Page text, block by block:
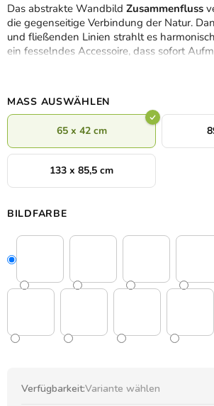
Das abstrakte Wandbild Zusammenfluss
die gegenseitige Verbindung der Natur.
und fließenden Linien strahlt es
ein fesselndes Accessoire, dass sofort
zieht und Sie in eine Welt des friedlichen
MASS AUSWÄHLEN
65 x 42 cm
133 x 85,5 cm
BILDFARBE
Verfügbarkeit:Variante wählen